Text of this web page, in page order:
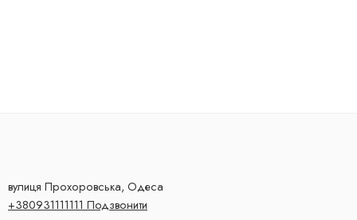
вулиця Прохоровська, Одеса
+380931111111 Подзвонити